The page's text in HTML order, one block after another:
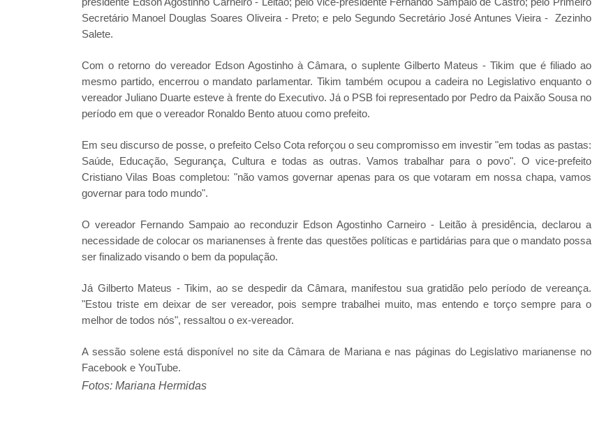
Secretário Manoel Douglas Soares Oliveira - Preto; e pelo Segundo Secretário José Antunes Vieira - Zezinho
Salete.
Com o retorno do vereador Edson Agostinho à Câmara, o suplente Gilberto Mateus - Tikim que é filiado ao
mesmo partido, encerrou o mandato parlamentar. Tikim também ocupou a cadeira no Legislativo enquanto o
vereador Juliano Duarte esteve à frente do Executivo. Já o PSB foi representado por Pedro da Paixão Sousa no
período em que o vereador Ronaldo Bento atuou como prefeito.
Em seu discurso de posse, o prefeito Celso Cota reforçou o seu compromisso em investir "em todas as pastas:
Saúde, Educação, Segurança, Cultura e todas as outras. Vamos trabalhar para o povo". O vice-prefeito
Cristiano Vilas Boas completou: "não vamos governar apenas para os que votaram em nossa chapa, vamos
governar para todo mundo".
O vereador Fernando Sampaio ao reconduzir Edson Agostinho Carneiro - Leitão à presidência, declarou a
necessidade de colocar os marianenses à frente das questões políticas e partidárias para que o mandato possa
ser finalizado visando o bem da população.
Já Gilberto Mateus - Tikim, ao se despedir da Câmara, manifestou sua gratidão pelo período de vereança.
"Estou triste em deixar de ser vereador, pois sempre trabalhei muito, mas entendo e torço sempre para o
melhor de todos nós", ressaltou o ex-vereador.
A sessão solene está disponível no site da Câmara de Mariana e nas páginas do Legislativo marianense no
Facebook e YouTube.
Fotos: Mariana Hermidas